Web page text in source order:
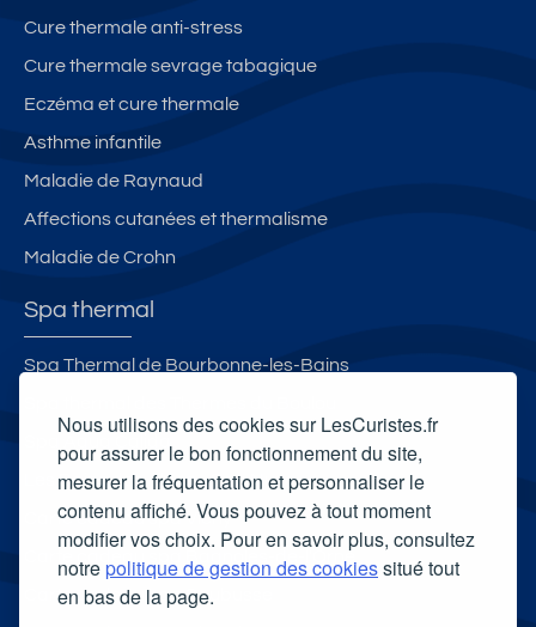
Nous utilisons des cookies sur LesCuristes.fr
pour assurer le bon fonctionnement du site,
mesurer la fréquentation et personnaliser le
contenu affiché. Vous pouvez à tout moment
modifier vos choix. Pour en savoir plus, consultez
notrepolitique de gestion des cookiessitué tout
en bas de la page.
Cure thermale anti-stress
Cure thermale sevrage tabagique
Eczéma et cure thermale
Asthme infantile
Maladie de Raynaud
Affections cutanées et thermalisme
Maladie de Crohn
Spa thermal
Spa Thermal de Bourbonne-les-Bains
Les Bains des Alpes - Spa Nuxe
Carte cadeau spa Vichy
Carte cadeau spa Bagnoles-de-l'Orne
Carte cadeau spa Saubusse